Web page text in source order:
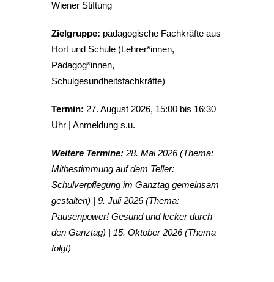
Wiener Stiftung
Zielgruppe: pädagogische Fachkräfte aus
Hort und Schule (Lehrer*innen,
Pädagog*innen,
Schulgesundheitsfachkräfte)
Termin: 27. August 2026, 15:00 bis 16:30
Uhr | Anmeldung s.u.
Weitere Termine: 28. Mai 2026 (Thema:
Mitbestimmung auf dem Teller:
Schulverpflegung im Ganztag gemeinsam
gestalten) | 9. Juli 2026 (Thema:
Pausenpower! Gesund und lecker durch
den Ganztag)
| 15. Oktober 2026 (Thema
folgt)